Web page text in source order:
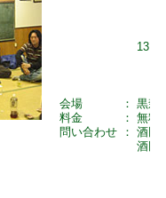
13:00
会場 ： 黒森
料金
： 無料
問い合わせ ： 酒田
酒田